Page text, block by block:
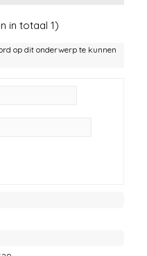
in totaal 1)
op dit onderwerp te kunnen